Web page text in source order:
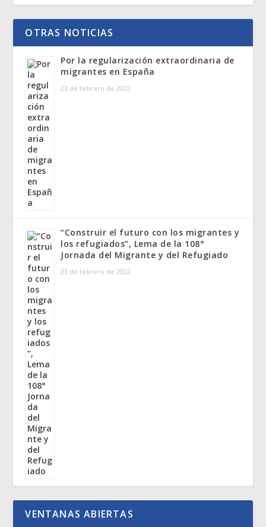
OTRAS NOTICIAS
Por la regularización extraordinaria de
migrantes en España
23 de febrero de 2022
“Construir el futuro con los migrantes y
los refugiados”, Lema de la 108°
Jornada del Migrante y del Refugiado
23 de febrero de 2022
VENTANAS ABIERTAS